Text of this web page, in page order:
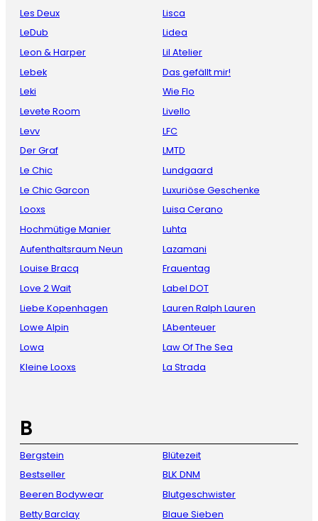
Les Deux
LeDub
Leon & Harper
Lebek
Leki
Levete Room
Levv
Der Graf
Le Chic
Le Chic Garcon
Looxs
Hochmütige Manier
Aufenthaltsraum Neun
Louise Bracq
Love 2 Wait
Liebe Kopenhagen
Lowe Alpin
Lowa
Kleine Looxs
Lisca
Lidea
Lil Atelier
Das gefällt mir!
Wie Flo
Livello
LFC
LMTD
Lundgaard
Luxuriöse Geschenke
Luisa Cerano
Luhta
Lazamani
Frauentag
Label DOT
Lauren Ralph Lauren
LAbenteuer
Law Of The Sea
La Strada
B
Bergstein
Bestseller
Beeren Bodywear
Betty Barclay
Blütezeit
BLK DNM
Blutgeschwister
Blaue Sieben